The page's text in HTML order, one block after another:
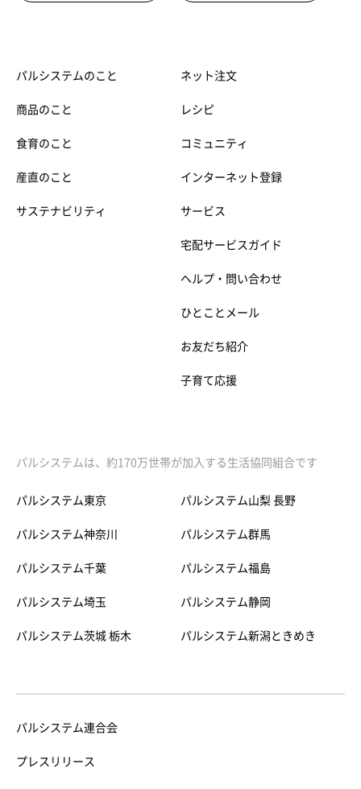
パルシステムのこと
商品のこと
食育のこと
産直のこと
サステナビリティ
ネット注文
レシピ
コミュニティ
インターネット登録
サービス
宅配サービスガイド
ヘルプ・問い合わせ
ひとことメール
お友だち紹介
子育て応援
パルシステムは、約170万世帯が加入する生活協同組合です
パルシステム東京
パルシステム神奈川
パルシステム千葉
パルシステム埼玉
パルシステム茨城 栃木
パルシステム山梨 長野
パルシステム群馬
パルシステム福島
パルシステム静岡
パルシステム新潟ときめき
パルシステム連合会
プレスリリース